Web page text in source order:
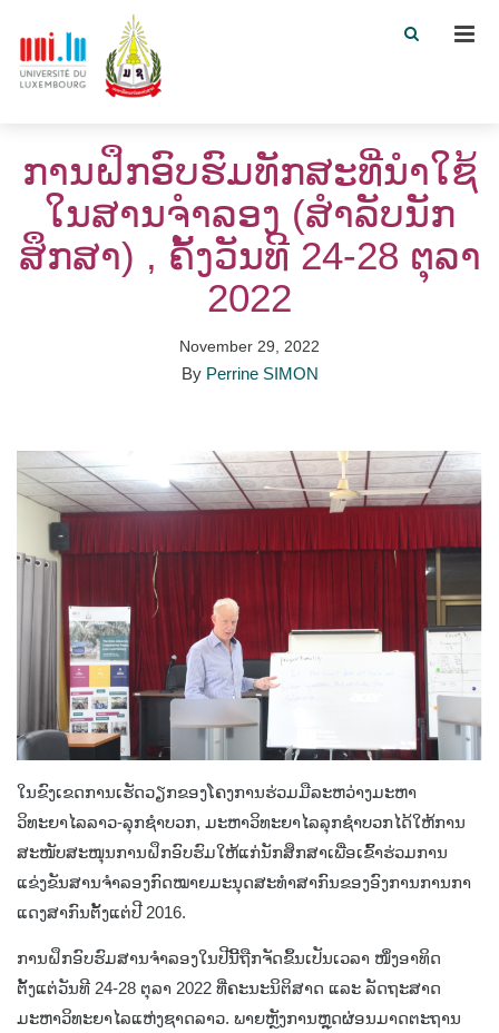
ການຝຶກອົບຮົມທັກສະທີ່ນຳໃຊ້
ໃນສານຈຳລອງ (ສຳລັບນັກ
ສຶກສາ) , ຄັ້ງວັນທີ 24-28 ຕຸລາ
2022
November 29, 2022
By Perrine SIMON
ໃນຂົງເຂດການເຮັດວຽກຂອງໂຄງການຮ່ວມມືລະຫວ່າງມະຫາ
ວິທະຍາໄລລາວ-ລຸກຊຳບວກ, ມະຫາວິທະຍາໄລລຸກຊຳບວກໄດ້ໃຫ້ການ
ສະໜັບສະໜຸນການຝຶກອົບຮົມໃຫ້ແກ່ນັກສຶກສາເພື່ອເຂົ້າຮ່ວມການ
ແຂ່ງຂັນສານຈຳລອງກົດໝາຍມະນຸດສະທຳສາກົນຂອງອົງການການກາ
ແດງສາກົນຕັ້ງແຕ່ປີ 2016.
ການຝຶກອົບຮົມສານຈຳລອງໃນປີນີ້ຖືກຈັດຂຶ້ນເປັນເວລາ ໜຶ່ງອາທິດ
ຕັ້ງແຕ່ວັນທີ 24-28 ຕຸລາ 2022 ທີ່ຄະນະນິຕິສາດ ແລະ ລັດຖະສາດ
ມະຫາວິທະຍາໄລແຫ່ງຊາດລາວ. ພາຍຫຼັງການຫຼຸດຜ່ອນມາດຕະຖານ